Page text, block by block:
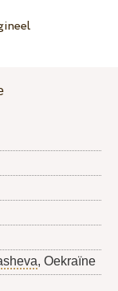
, Oekraïne